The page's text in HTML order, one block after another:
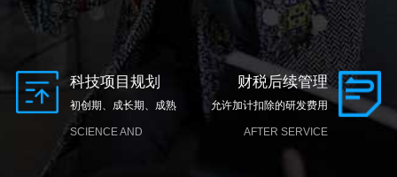
PROPERTY LAYOUT
科技项目规划
初创期、成长期、成熟
期、转型期四个阶段
SCIENCE AND
财税后续管理
允许加计扣除的研发费用
AFTER SERVICE